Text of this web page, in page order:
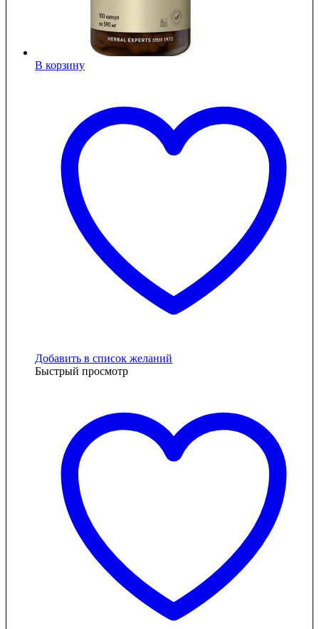
В корзину
Добавить в список желаний
Быстрый просмотр